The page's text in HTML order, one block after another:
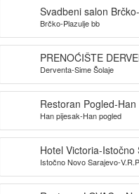
Svadbeni salon
lonac
Brčko-Plazulje bb
PRENOĆIŠTE
Pansion Šljuka
Derventa-Sime Šolaje
Restoran Pogled-Han
Han pijesak-Han pogled
Hotel Victoria-Istočno
Istočno Novo Sarajevo-